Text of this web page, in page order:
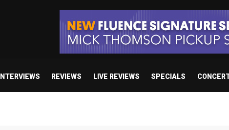
INTERVIEWS REVIEWS LIVE REVIEWS SPECIALS